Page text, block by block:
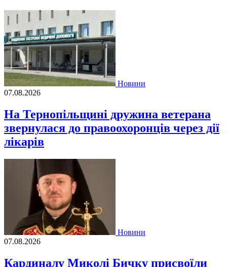
Новини
07.08.2026
На Тернопільщині дружина ветерана
звернулася до правоохоронців через дії
лікарів
Новини
07.08.2026
Кардиналу Миколі Бичку присвоїли